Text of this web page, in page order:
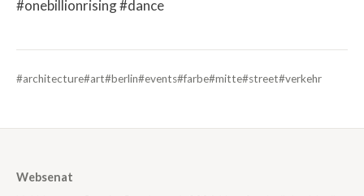
#onebillionrising #dance
#architecture#art#berlin#events#farbe#mitte#street#verkehr
Websenat